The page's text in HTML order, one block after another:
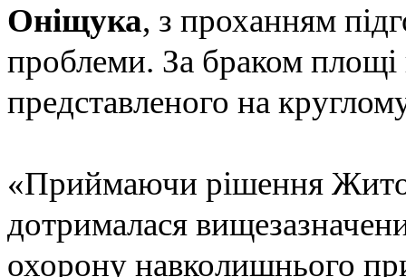
Оніщука, з проханням
проблеми. За браком площі
представленого на
«Приймаючи рішення
дотрималася
охорону навколишнього